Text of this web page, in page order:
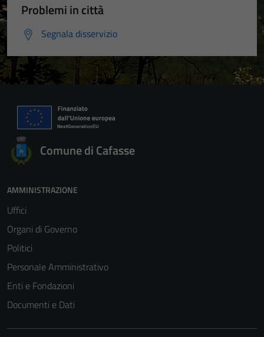
Problemi in città
Segnala disservizio
Comune di Cafasse
AMMINISTRAZIONE
Uffici
Organi di Governo
Politici
Personale Amministrativo
Enti e Fondazioni
Documenti e Dati